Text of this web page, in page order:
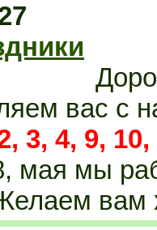
вас с
3, 4, 9,
мая мы
вам